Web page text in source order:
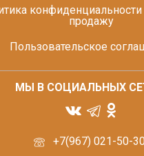
конфиденциальности
продажу
Пользовательское
+7(967) 021-50-
МЫ В СОЦИАЛЬНЫХ